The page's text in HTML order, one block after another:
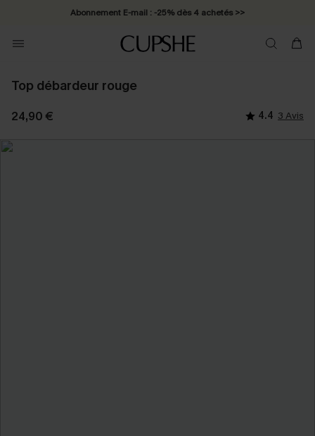
Abonnement E-mail : -25% dès 4 achetés >>
Top débardeur rouge
24,90 € 4.4 3 Avis